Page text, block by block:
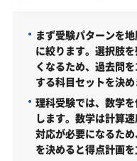
立正大学以外の地
から探す
立正大学地球環境
まず受験パターンを
に絞ります。選択肢
くなるため、過去問
する科目セットを決め
理科受験では、数学
します。数学は計算
対応が必要になるた
を決めると得点計画を